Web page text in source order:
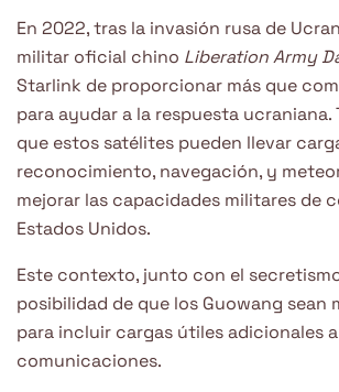
En 2022, tras la invasión rusa de
militar oficial chino Liberation Army
Starlink de proporcionar más que
para ayudar a la respuesta ucraniana.
que estos satélites pueden llevar
reconocimiento, navegación, y
mejorar las capacidades militares de
Estados Unidos.
Este contexto, junto con el
posibilidad de que los Guowang sean
para incluir cargas útiles adicionales
comunicaciones.